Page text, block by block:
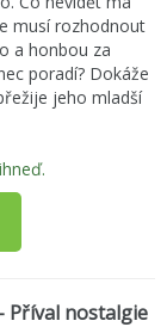
musí rozhodnout
a honbou za
poradí? Dokáže
jeho mladší
Příval nostalgie